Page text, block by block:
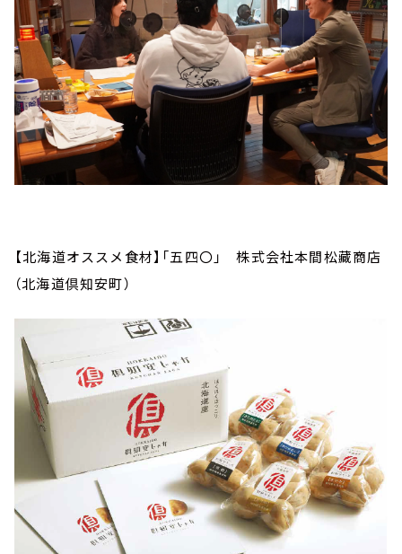
【北海道オススメ食材】「五四〇」 株式会社本間松藏商店
（北海道倶知安町）